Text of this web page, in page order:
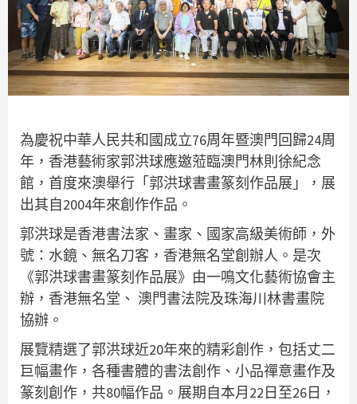
為慶祝中華人民共和國成立76周年暨澳門回歸24周
年，香港藝術家郭洪球應邀蒞臨澳門林則徐紀念
館，首度來澳舉行「郭洪球書畫篆刻作品展」，展
出其自2004年來創作作品。
郭洪球是香港書法家、畫家、國家高級美術師，外
號：水鏡、無名刀客，香港無名堂創辦人。是次
《郭洪球書畫篆刻作品展》由一鳴文化藝術協會主
辦，香港無名堂、 澳門書法院及珠海川林書畫院
協辦。
展覽精選了郭洪球近20年來的精彩創作，包括丈二
巨幅畫作，各種書體的書法創作、小品禪意畫作及
篆刻創作，共80幅作品。展期自本月22日至26日，